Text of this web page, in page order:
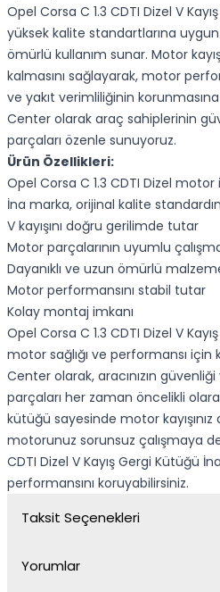
Opel Corsa C 1.3 CDTI Dizel V
yüksek kalite standartlarına
ömürlü kullanım sunar. Motor
kalmasını sağlayarak, motor
ve yakıt verimliliğinin
Center olarak araç sahiplerinin
parçaları özenle sunuyoruz.
Ürün Özellikleri:
Opel Corsa C 1.3 CDTI Dizel
İna marka, orijinal kalite
V kayışını doğru gerilimde tutar
Motor parçalarının uyumlu
Dayanıklı ve uzun ömürlü
Motor performansını stabil tutar
Kolay montaj imkanı
Opel Corsa C 1.3 CDTI Dizel V
motor sağlığı ve performansı için
Center olarak, aracınızın
parçaları her zaman öncelikli
kütüğü sayesinde motor
motorunuz sorunsuz çalışmaya
CDTI Dizel V Kayış Gergi Kütüğü
performansını koruyabilirsiniz.
Taksit Seçenekleri
Yorumlar